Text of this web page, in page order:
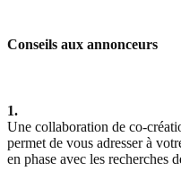
Conseils aux annonceurs
1.
Une collaboration de co-
permet de vous adresser à
en phase avec les recherches